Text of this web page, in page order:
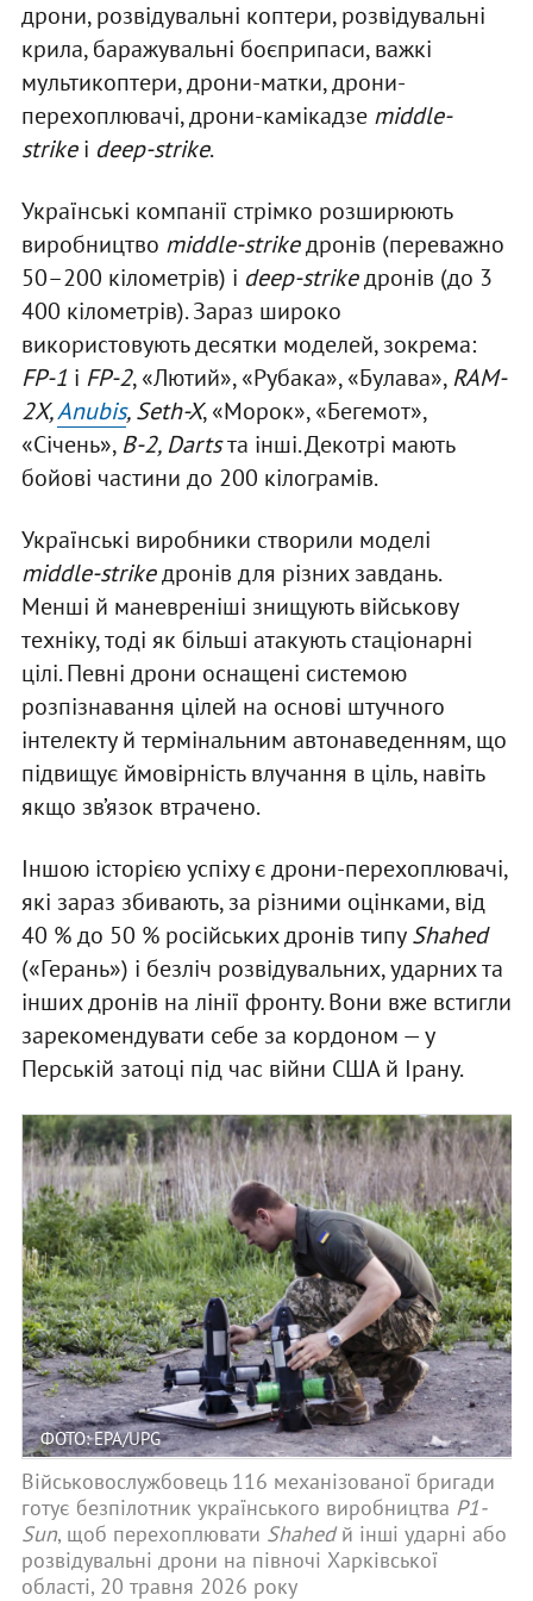
дрони, розвідувальні коптери, розвідувальні
крила, баражувальні боєприпаси, важкі
мультикоптери, дрони-матки, дрони-
перехоплювачі, дрони-камікадзе middle-
strikeі deep-strike.
Українські компанії стрімко розширюють
виробництво middle-strikeдронів (переважно
50–200 кілометрів) і deep-strikeдронів (до 3
400 кілометрів). Зараз широко
використовують десятки моделей, зокрема:
FP-1 і FP-2, «Лютий», «Рубака», «Булава»,RAM-
2X,Anubis, Seth-X, «Морок», «Бегемот»,
«Січень»,B-2, Dartsта інші. Декотрі мають
бойові частини до 200 кілограмів.
Українські виробники створили моделі
middle-strikeдронів для різних завдань.
Менші й маневреніші знищують військову
техніку, тоді як більші атакують стаціонарні
цілі. Певні дрони оснащені системою
розпізнавання цілей на основі штучного
інтелекту й термінальним автонаведенням, що
підвищує ймовірність влучання в ціль, навіть
якщо зв’язок втрачено.
Іншою історією успіху є дрони-перехоплювачі,
які зараз збивають, за різними оцінками, від
40 % до 50 % російських дронів типуShahed
(«Герань») і безліч розвідувальних, ударних та
інших дронів на лінії фронту. Вони вже встигли
зарекомендувати себе за кордоном — у
Перській затоці під час війни США й Ірану.
ФОТО: EPA/UPG
Військовослужбовець 116 механізованої бригади
готує безпілотник українського виробництва P1-
Sun, щоб перехоплювати Shahedй інші ударні або
розвідувальні дрони на півночі Харківської
області, 20 травня 2026 року